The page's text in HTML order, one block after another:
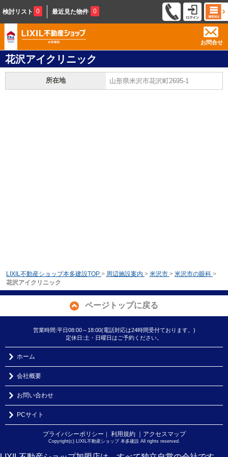
検討リスト 0 最近見た物件 0
お問合せ
花沢アイクリニック
所在地 山形県米沢市花沢町2695-1
LIXIL不動産ショップ本多建設TOP > 周辺施設案内 > 米沢市 > 米沢市の眼科 >
花沢アイクリニック
ページトップに戻る
営業時間:平日08:00～18:00(電話対応は24時間受付ております。)
定休日:土・日曜日はご予約ください。
ホーム
会社概要
お問い合わせ
PCサイト
プライバシーポリシー ｜ 利用規約 ｜アクセスマップ
Copyright(c) LIXIL不動産ショップ 本多建設 All rights reserved.